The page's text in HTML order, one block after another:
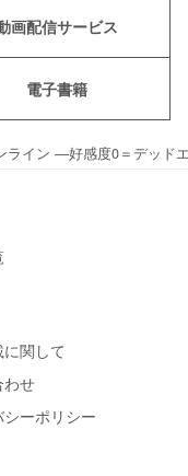
画配信サービス
電子書籍
ライン ―好感度0＝デッド
関して
わせ
ーポリシー